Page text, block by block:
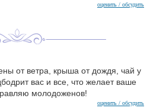
оценить / обсудить
от ветра, крыша от дождя, чай у
вас и все, что желает ваше
молодоженов!
оценить / обсудить